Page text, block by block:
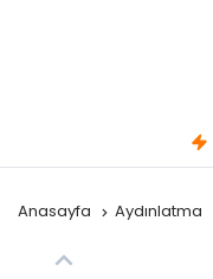
Anasayfa Aydınlatma